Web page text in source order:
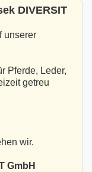
DIVERSIT
unserer
Pferde, Leder,
getreu
wir.
GmbH